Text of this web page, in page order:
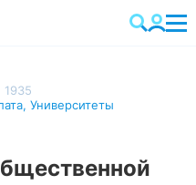
1935
, Университеты